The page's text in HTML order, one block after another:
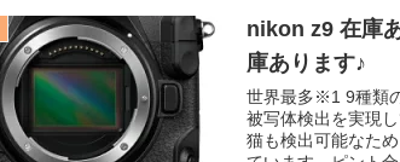
nikon z9 在庫
庫あります♪
世界最多※1 9種類
被写体検出を実現
猫も検出可能なた